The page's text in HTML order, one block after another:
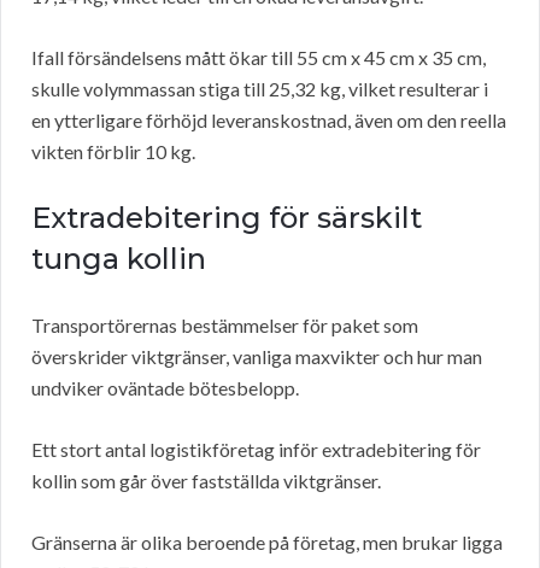
Ifall försändelsens mått ökar till 55 cm x 45 cm x 35 cm,
skulle volymmassan stiga till 25,32 kg, vilket resulterar i
en ytterligare förhöjd leveranskostnad, även om den reella
vikten förblir 10 kg.
Extradebitering för särskilt
tunga kollin
Transportörernas bestämmelser för paket som
överskrider viktgränser, vanliga maxvikter och hur man
undviker oväntade bötesbelopp.
Ett stort antal logistikföretag inför extradebitering för
kollin som går över fastställda viktgränser.
Gränserna är olika beroende på företag, men brukar ligga